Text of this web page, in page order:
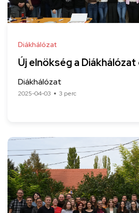
Diákhálózat
Új elnökség a Diákhálózat
Diákhálózat
2025-04-03 3 perc